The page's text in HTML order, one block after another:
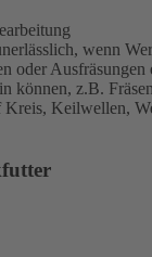
wenn
oder Ausfräsungen
können, z.B.
Keilwellen,